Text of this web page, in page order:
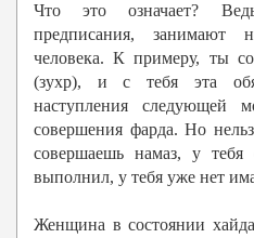
Что это означает?
предписания, занимают
человека. К примеру, ты
(зухр), и с тебя эта
наступления следующей
совершения фарда. Но
совершаешь намаз, у
выполнил, у тебя уже нет
Женщина в состоянии